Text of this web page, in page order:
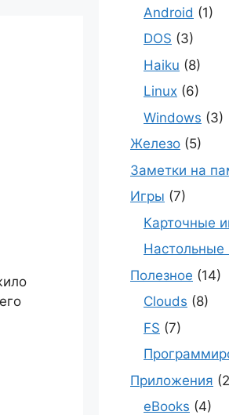
Android (1)
DOS (3)
Haiku (8)
Linux (6)
Windows (3)
Железо (5)
Заметки на
Игры (7)
Карточные
Настольные
Полезное (14)
Clouds (8)
FS (7)
Приложения
eBooks (4)